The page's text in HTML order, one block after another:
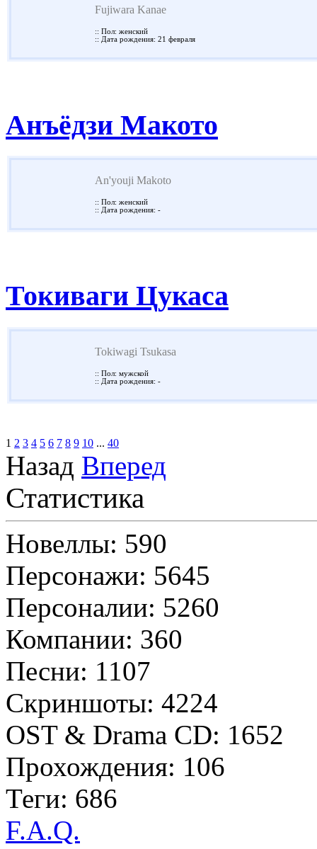
Fujiwara Kanae
:: Пол: женский
:: Дата рождения: 21 февраля
Анъёдзи Макото
An'youji Makoto
:: Пол: женский
:: Дата рождения: -
Токиваги Цукаса
Tokiwagi Tsukasa
:: Пол: мужской
:: Дата рождения: -
1 2 3 4 5 6 7 8 9 10 ... 40
Назад Вперед
Статистика
Новеллы: 590
Персонажи: 5645
Персоналии: 5260
Компании: 360
Песни: 1107
Скриншоты: 4224
OST & Drama CD: 1652
Прохождения: 106
Теги: 686
F.A.Q.